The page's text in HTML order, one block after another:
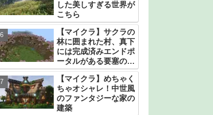
した美しすぎる世界が
こちら
【マイクラ】サクラの
林に囲まれた村、真下
には完成済みエンドポ
ータルがある要塞のシ
ード値【統合版】
【マイクラ】めちゃく
ちゃオシャレ！中世風
のファンタジーな家の
建築